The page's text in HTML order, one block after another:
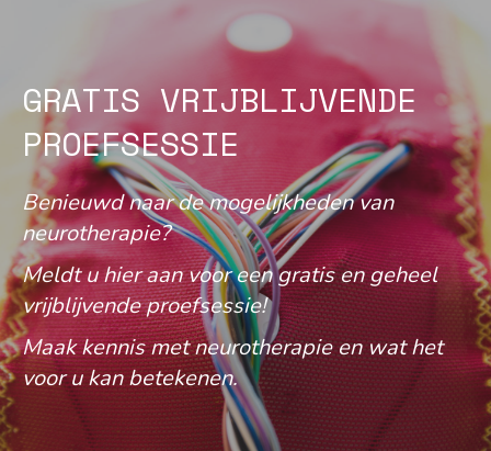
GRATIS VRIJBLIJVENDE
PROEFSESSIE
Benieuwd naar de mogelijkheden van
neurotherapie?
Meldt u hier aan voor een gratis en geheel
vrijblijvende proefsessie!
Maak kennis met neurotherapie en wat het
voor u kan betekenen.